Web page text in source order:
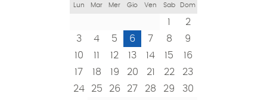
Lun Mar Mer Gio Ven Sab Dom
1
2
3
4 5 6 7 8
9
10
11 12 13 14 15
16
17
18 19 20 21 22
23
24
25 26 27 28 29
30